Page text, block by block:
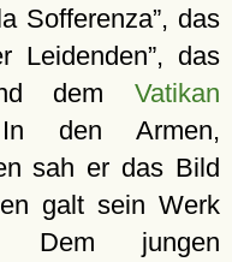
Sofferenza , das
Leidenden , das
dem Vatikan
den Armen,
sah er das Bild
galt sein Werk
Dem jungen